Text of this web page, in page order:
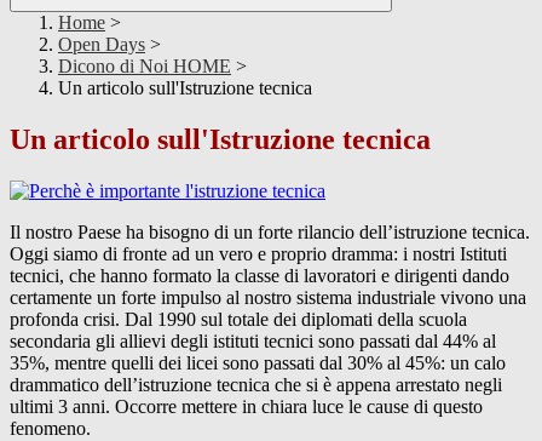
Home >
Open Days >
Dicono di Noi HOME >
Un articolo sull'Istruzione tecnica
Un articolo sull'Istruzione tecnica
Il nostro Paese ha bisogno di un forte rilancio dell’istruzione tecnica.
Oggi siamo di fronte ad un vero e proprio dramma: i nostri Istituti
tecnici, che hanno formato la classe di lavoratori e dirigenti dando
certamente un forte impulso al nostro sistema industriale vivono una
profonda crisi. Dal 1990 sul totale dei diplomati della scuola
secondaria gli allievi degli istituti tecnici sono passati dal 44% al
35%, mentre quelli dei licei sono passati dal 30% al 45%: un calo
drammatico dell’istruzione tecnica che si è appena arrestato negli
ultimi 3 anni. Occorre mettere in chiara luce le cause di questo
fenomeno.